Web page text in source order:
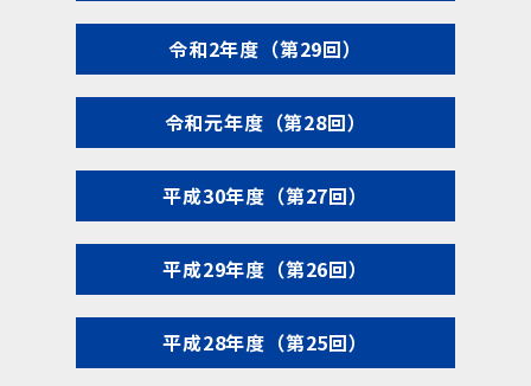
令和2年度（第29回）
令和元年度（第28回）
平成30年度（第27回）
平成29年度（第26回）
平成28年度（第25回）